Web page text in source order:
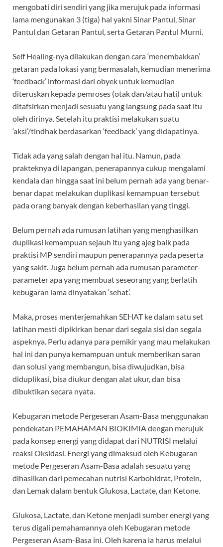
mengobati diri sendiri yang jika merujuk pada informasi
lama mengunakan 3 (tiga) hal yakni Sinar Pantul, Sinar
Pantul dan Getaran Pantul, serta Getaran Pantul Murni.
Self Healing-nya dilakukan dengan cara ‘menembakkan’
getaran pada lokasi yang bermasalah, kemudian menerima
‘feedback’ informasi dari obyek untuk kemudian
diteruskan kepada pemroses (otak dan/atau hati) untuk
ditafsirkan menjadi sesuatu yang langsung pada saat itu
oleh dirinya. Setelah itu praktisi melakukan suatu
‘aksi’/tindhak berdasarkan ‘feedback’ yang didapatinya.
Tidak ada yang salah dengan hal itu. Namun, pada
prakteknya di lapangan, penerapannya cukup mengalami
kendala dan hingga saat ini belum pernah ada yang benar-
benar dapat melakukan duplikasi kemampuan tersebut
pada orang banyak dengan keberhasilan yang tinggi.
Belum pernah ada rumusan latihan yang menghasilkan
duplikasi kemampuan sejauh itu yang ajeg baik pada
praktisi MP sendiri maupun penerapannya pada peserta
yang sakit. Juga belum pernah ada rumusan parameter-
parameter apa yang membuat seseorang yang berlatih
kebugaran lama dinyatakan ‘sehat’.
Maka, proses menterjemahkan SEHAT ke dalam satu set
latihan mesti dipikirkan benar dari segala sisi dan segala
aspeknya. Perlu adanya para pemikir yang mau melakukan
hal ini dan punya kemampuan untuk memberikan saran
dan solusi yang membangun, bisa diwujudkan, bisa
diduplikasi, bisa diukur dengan alat ukur, dan bisa
dibuktikan secara nyata.
Kebugaran metode Pergeseran Asam-Basa menggunakan
pendekatan PEMAHAMAN BIOKIMIA dengan merujuk
pada konsep energi yang didapat dari NUTRISI melalui
reaksi Oksidasi. Energi yang dimaksud oleh Kebugaran
metode Pergeseran Asam-Basa adalah sesuatu yang
dihasilkan dari pemecahan nutrisi Karbohidrat, Protein,
dan Lemak dalam bentuk Glukosa, Lactate, dan Ketone.
Glukosa, Lactate, dan Ketone menjadi sumber energi yang
terus digali pemahamannya oleh Kebugaran metode
Pergeseran Asam-Basa ini. Oleh karena ia harus melalui